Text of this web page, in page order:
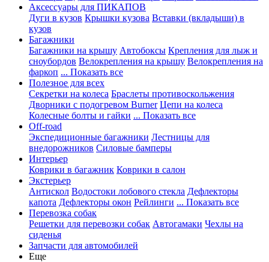
Аксессуары для ПИКАПОВ
Дуги в кузов Крышки кузова Вставки (вкладыши) в
кузов
Багажники
Багажники на крышу Автобоксы Крепления для лыж и
сноубордов Велокрепления на крышу Велокрепления на
фаркоп ... Показать все
Полезное для всех
Секретки на колеса Браслеты противоскольжения
Дворники с подогревом Burner Цепи на колеса
Колесные болты и гайки ... Показать все
Off-road
Экспедиционные багажники Лестницы для
внедорожников Силовые бамперы
Интерьер
Коврики в багажник Коврики в салон
Экстерьер
Антискол Водостоки лобового стекла Дефлекторы
капота Дефлекторы окон Рейлинги ... Показать все
Перевозка собак
Решетки для перевозки собак Автогамаки Чехлы на
сиденья
Запчасти для автомобилей
Еще